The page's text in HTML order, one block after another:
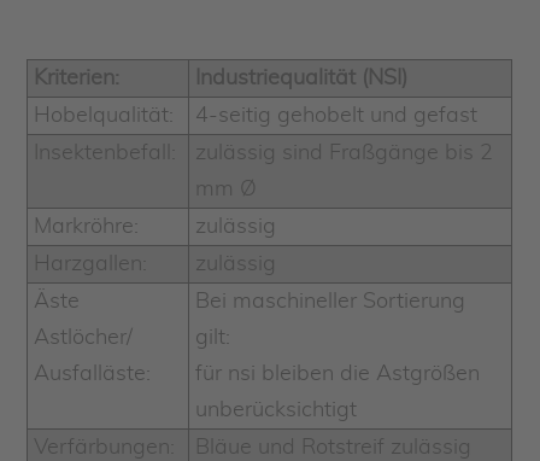
Kriterien:
Industriequalität (NSI)
Hobelqualität:
4-seitig gehobelt und gefast
Insektenbefall:
zulässig sind Fraßgänge bis 2
mm Ø
Markröhre:
zulässig
Harzgallen:
zulässig
Äste
Astlöcher/
Ausfalläste:
Bei maschineller Sortierung
gilt:
für nsi bleiben die Astgrößen
unberücksichtigt
Verfärbungen:
Bläue und Rotstreif zulässig